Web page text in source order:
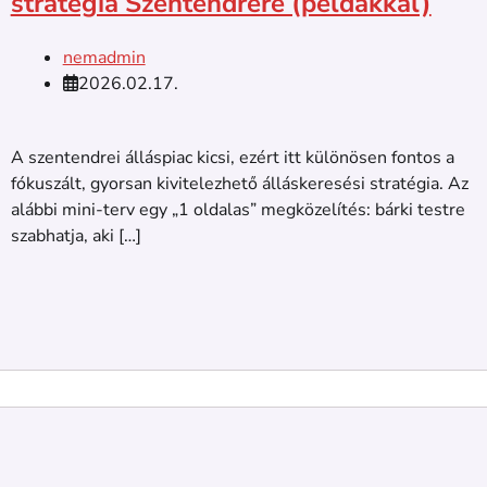
nemadmin
2026.02.17.
A szentendrei álláspiac kicsi, ezért itt különösen fontos a
fókuszált, gyorsan kivitelezhető álláskeresési stratégia. Az
alábbi mini-terv egy „1 oldalas” megközelítés: bárki testre
szabhatja, aki […]